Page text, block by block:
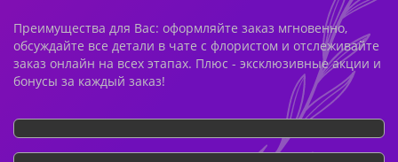
Преимущества для Вас: оформляйте заказ мгновенно,
обсуждайте все детали в чате с флористом и отслеживайте
заказ онлайн на всех этапах. Плюс - эксклюзивные акции и
бонусы за каждый заказ!